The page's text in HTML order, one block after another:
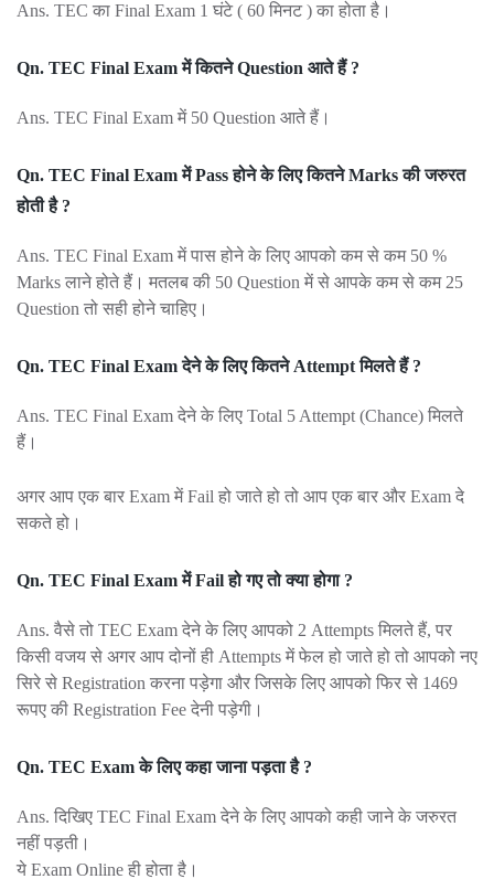
Ans. TEC का Final Exam 1 घंटे ( 60 मिनट ) का होता है।
Qn. TEC Final Exam में कितने Question आते हैं ?
Ans. TEC Final Exam में 50 Question आते हैं।
Qn. TEC Final Exam में Pass होने के लिए कितने Marks की जरुरत
होती है ?
Ans. TEC Final Exam में पास होने के लिए आपको कम से कम 50 %
Marks लाने होते हैं। मतलब की 50 Question में से आपके कम से कम 25
Question तो सही होने चाहिए।
Qn. TEC Final Exam देने के लिए कितने Attempt मिलते हैं ?
Ans. TEC Final Exam देने के लिए Total 5 Attempt (Chance) मिलते
हैं।
अगर आप एक बार Exam में Fail हो जाते हो तो आप एक बार और Exam दे
सकते हो।
Qn. TEC Final Exam में Fail हो गए तो क्या होगा ?
Ans. वैसे तो TEC Exam देने के लिए आपको 2 Attempts मिलते हैं, पर
किसी वजय से अगर आप दोनों ही Attempts में फेल हो जाते हो तो आपको नए
सिरे से Registration करना पड़ेगा और जिसके लिए आपको फिर से 1469
रूपए की Registration Fee देनी पड़ेगी।
Qn. TEC Exam के लिए कहा जाना पड़ता है ?
Ans. दिखिए TEC Final Exam देने के लिए आपको कही जाने के जरुरत
नहीं पड़ती।
ये Exam Online ही होता है।